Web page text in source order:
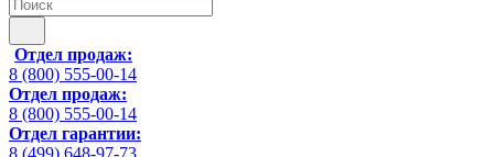
Отдел продаж:
8 (800) 555-00-14
Отдел продаж:
8 (800) 555-00-14
Отдел гарантии:
8 (499) 648-97-73